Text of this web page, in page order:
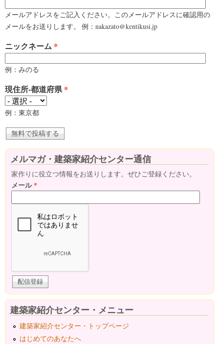
メールアドレスをご記入ください。このメールアドレスに確認用の
メールをお送りします。 例：nakazato@kentikusi.jp
ニックネーム *
例：みのる
現住所-都道府県 *
例：東京都
メルマガ・建築家紹介センター通信
家作りに役立つ情報をお送りします。ぜひご登録ください。
メール*
建築家紹介センター・メニュー
建築家紹介センター・トップページ
はじめてのあなたへ